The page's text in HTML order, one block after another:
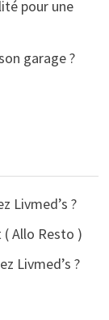
pour une
garage ?
Livmed’s ?
Allo Resto )
Livmed’s ?